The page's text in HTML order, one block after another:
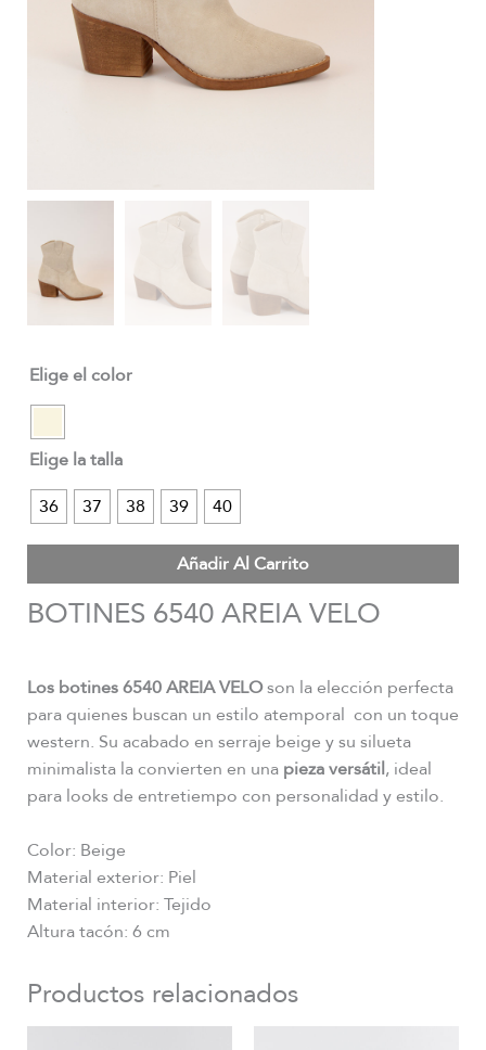
Elige el color
Elige la talla
36
37 38 39 40
Añadir Al Carrito
BOTINES 6540 AREIA VELO
Los botines 6540 AREIA VELOson la elección perfecta
para quienes buscan un estilo atemporal con un toque
western. Su acabado en serraje beige y su silueta
minimalista la convierten en una pieza versátil, ideal
para looks de entretiempo con personalidad y estilo.
Color: Beige
Material exterior: Piel
Material interior: Tejido
Altura tacón: 6 cm
Productos relacionados